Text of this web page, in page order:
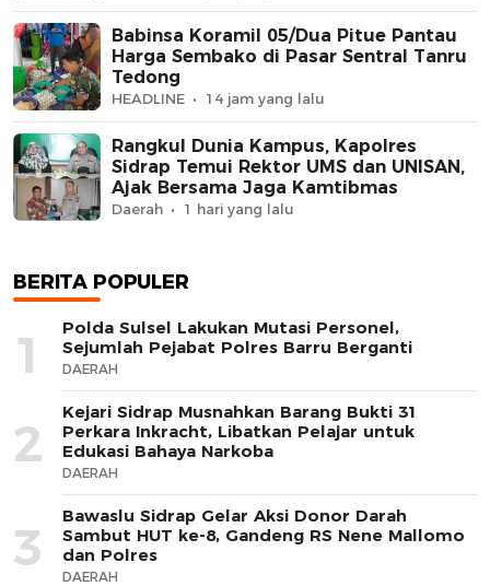
Babinsa Koramil 05/Dua Pitue Pantau
Harga Sembako di Pasar Sentral Tanru
Tedong
HEADLINE 14 jam yang lalu
Rangkul Dunia Kampus, Kapolres
Sidrap Temui Rektor UMS dan UNISAN,
Ajak Bersama Jaga Kamtibmas
Daerah 1 hari yang lalu
BERITA POPULER
1
Polda Sulsel Lakukan Mutasi Personel,
Sejumlah Pejabat Polres Barru Berganti
DAERAH
2
Kejari Sidrap Musnahkan Barang Bukti 31
Perkara Inkracht, Libatkan Pelajar untuk
Edukasi Bahaya Narkoba
DAERAH
3
Bawaslu Sidrap Gelar Aksi Donor Darah
Sambut HUT ke-8, Gandeng RS Nene Mallomo
dan Polres
DAERAH